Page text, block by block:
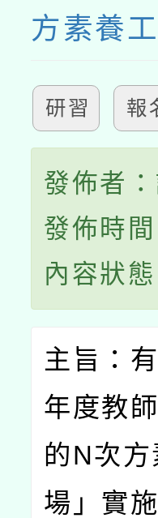
方素養
研習 報
發佈者
發佈時
內容狀
主旨：
年度教
的N次
場」實